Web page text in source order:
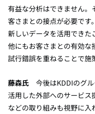
有益な分析はできません。
客さまとの接点が必要です
新しいデータを活用できた
他にもお客さまとの有効な
試行錯誤を重ねることで施
藤森氏 今後はKDDIのグ
活用した外部へのサービ
などの取り組みも視野に